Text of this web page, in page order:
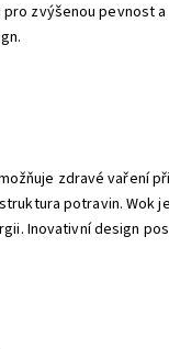
zvýšenou pevnost a
zdravé vaření
potravin.
Inovativní design